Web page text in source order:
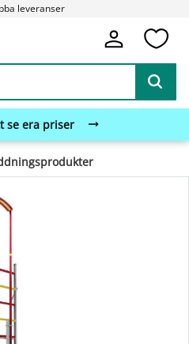
leveranser
se era priser